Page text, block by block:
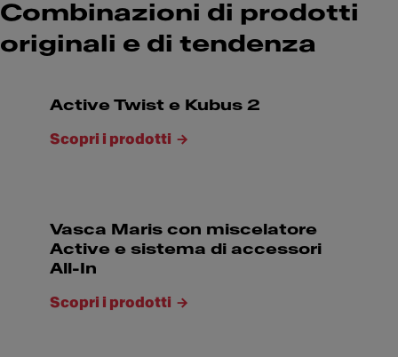
Combinazioni di prodotti
originali e di tendenza
Active Twist e Kubus 2
Scopri i prodotti
Vasca Maris con miscelatore
Active e sistema di accessori
All-In
Scopri i prodotti